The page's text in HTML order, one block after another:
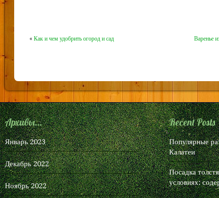
— Разгрузит мастера,
специалиста или компанию;
— Позволит гибко управлять
расписанием и загрузкой;
— Разошлет оповещения о новых
услугах или акциях;
— Позволит принять оплату на
карту/кошелек/счет;
— Позволит записываться на
групповые и персональные
посещения;
« Как и чем удобрить огород и сад Варенье
Архивы...
Январь 2023
Декабрь 2022
Ноябрь 2022
Recent Posts
Популярные
Калатеи
Посадка
условиях: